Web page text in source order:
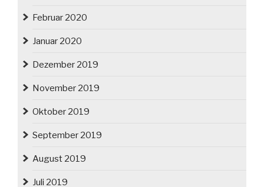
Februar 2020
Januar 2020
Dezember 2019
November 2019
Oktober 2019
September 2019
August 2019
Juli 2019